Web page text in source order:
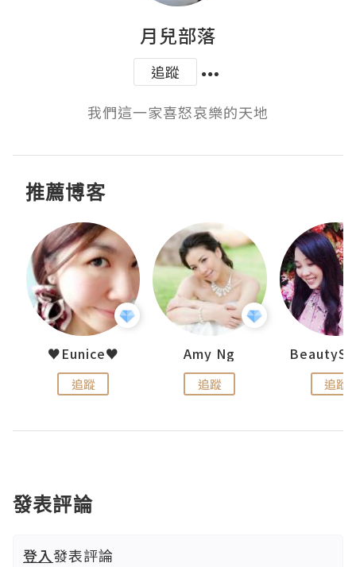
月兒部落
追蹤
我們這一家喜怒哀樂的天地
推薦博客
♥Eunice♥
追蹤
Amy Ng
追蹤 追蹤
發表評論
登入發表評論